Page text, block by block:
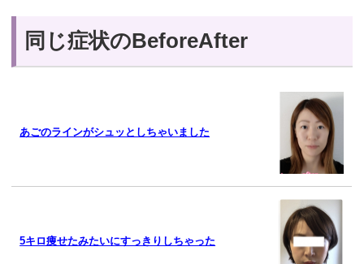
同じ症状のBeforeAfter
あごのラインがシュッとしちゃいました
5キロ痩せたみたいにすっきりしちゃった